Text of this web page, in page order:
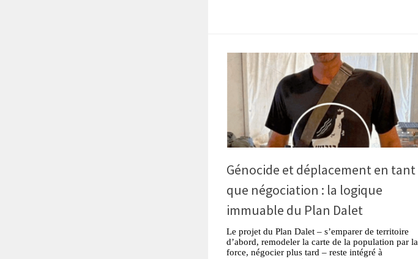
Génocide et déplacement en tant
que négociation : la logique
immuable du Plan Dalet
Le projet du Plan Dalet – s’emparer de territoire
d’abord, remodeler la carte de la population par la
force, négocier plus tard – reste intégré à